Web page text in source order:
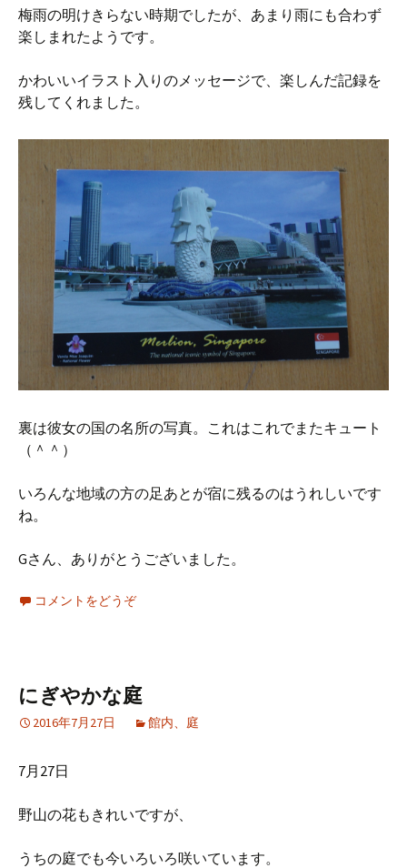
梅雨の明けきらない時期でしたが、あまり雨にも合わず
楽しまれたようです。
かわいいイラスト入りのメッセージで、楽しんだ記録を
残してくれました。
裏は彼女の国の名所の写真。これはこれでまたキュート
（＾＾）
いろんな地域の方の足あとが宿に残るのはうれしいです
ね。
Gさん、ありがとうございました。
コメントをどうぞ
にぎやかな庭
2016年7月27日 館内、庭
7月27日
野山の花もきれいですが、
うちの庭でも今いろいろ咲いています。